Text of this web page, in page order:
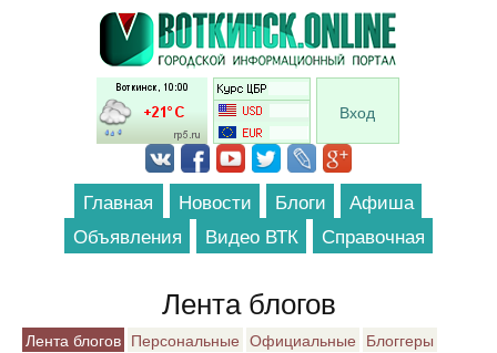
Перейти к основному содержанию
Вход
Главная Новости Блоги
Афиша
Объявления
Видео ВТК Справочная
Лента блогов
Лента блогов Персональные Официальные Блоггеры